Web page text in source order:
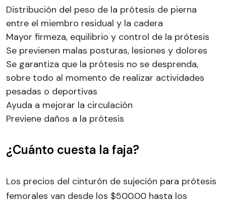
Distribución del peso de la prótesis de pierna
entre el miembro residual y la cadera
Mayor firmeza, equilibrio y control de la prótesis
Se previenen malas posturas, lesiones y dolores
Se garantiza que la prótesis no se desprenda,
sobre todo al momento de realizar actividades
pesadas o deportivas
Ayuda a mejorar la circulación
Previene daños a la prótesis
¿Cuánto cuesta la faja?
Los precios del cinturón de sujeción para prótesis
femorales van desde los $500.00 hasta los